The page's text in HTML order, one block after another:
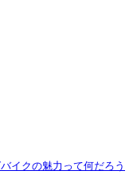
イクの魅力って何だろう